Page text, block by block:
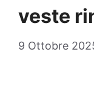
veste
9 Ottobre